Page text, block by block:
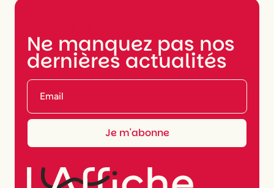
Ne manquez pas nos
dernières actualités